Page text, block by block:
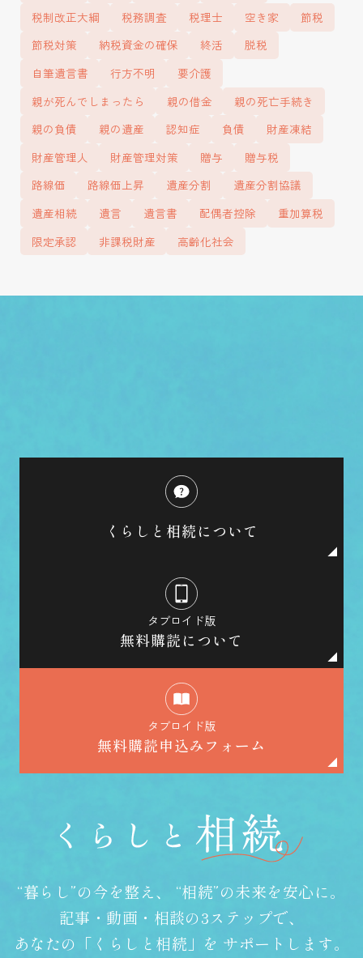
税制改正大綱
税務調査 税理士 空き家
節税
節税対策
納税資金の確保 終活
脱税
自筆遺言書
行方不明
要介護
親が死んでしまったら
親の借金
親の死亡手続き
親の負債
親の遺産 認知症 負債
財産凍結
財産管理人
財産管理対策 贈与
贈与税
路線価
路線価上昇 遺産分割
遺産分割協議
遺産相続
遺言 遺言書 配偶者控除
重加算税
限定承認
非課税財産 高齢化社会
くらしと相続について
タブロイド版
無料購読について
タブロイド版
無料購読申込みフォーム
“暮らし”の今を整え、
“相続”の未来を安心に。
記事・動画・相談の3ステップで、
あなたの「くらしと相続」を サポートします。